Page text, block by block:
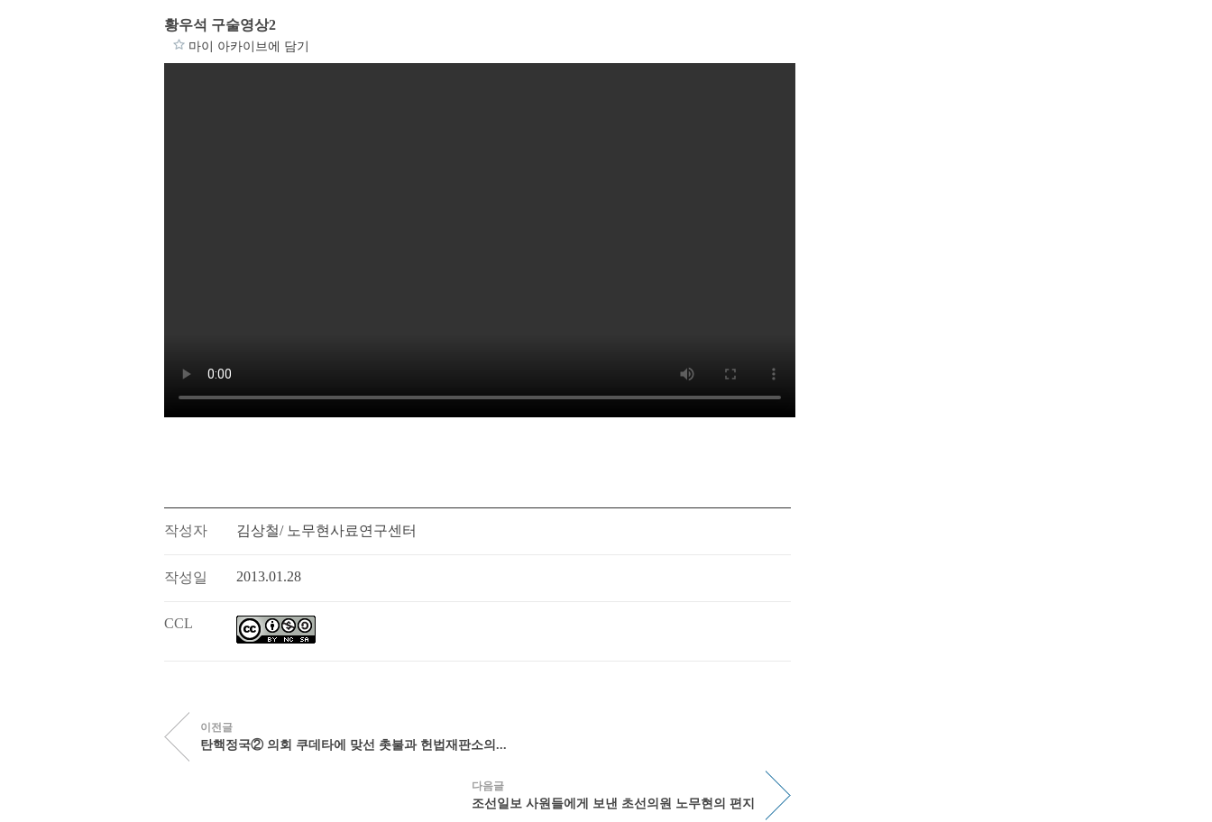
황우석 구술영상2
마이 아카이브에 담기
작성자 김상철/ 노무현사료연구센터
작성일 2013.01.28
CCL
이전글
탄핵정국② 의회 쿠데타에 맞선 촛불과 헌법재판소의...
다음글
조선일보 사원들에게 보낸 초선의원 노무현의 편지